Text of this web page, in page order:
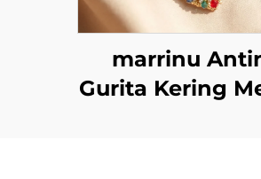
marrinu
Gurita Kering